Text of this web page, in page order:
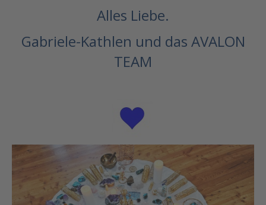
Alles Liebe.
Gabriele-Kathlen und das AVALON
TEAM